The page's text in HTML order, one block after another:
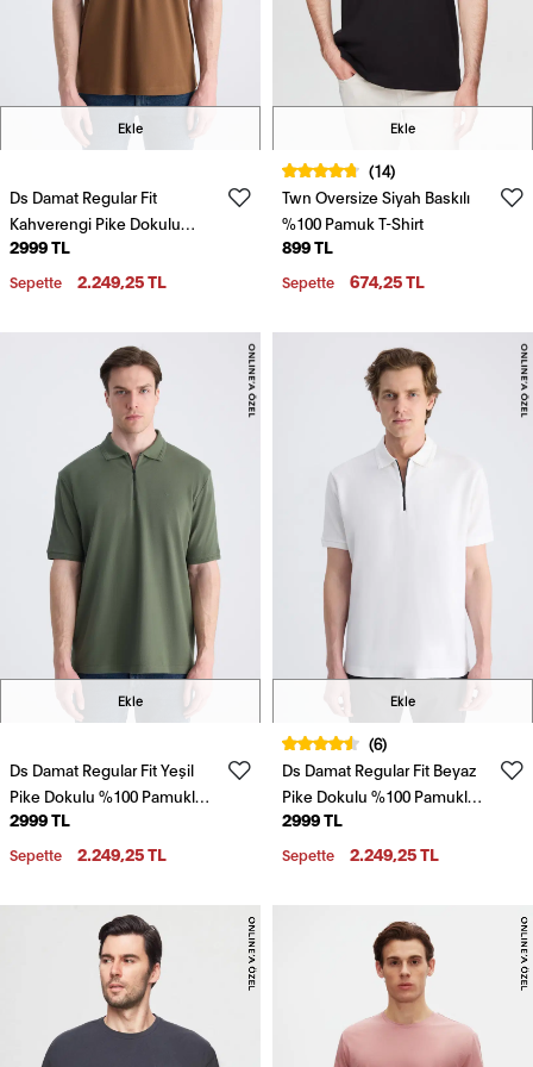
Ekle
Ds Damat Regular Fit
Kahverengi Pike Dokulu
%100 Pamuklu T-Shirt
2999 TL
Sepette 2.249,25 TL
Ekle
(14)
Twn Oversize Siyah Baskılı
%100 Pamuk T-Shirt
899 TL
Sepette 674,25 TL
Ekle
Ds Damat Regular Fit Yeşil
Pike Dokulu %100 Pamuklu
T-Shirt
2999 TL
Sepette 2.249,25 TL
Ekle
(6)
Ds Damat Regular Fit Beyaz
Pike Dokulu %100 Pamuklu
T-Shirt
2999 TL
Sepette 2.249,25 TL